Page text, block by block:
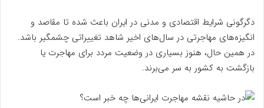
دگرگونی شرایط اقتصادی و مدنی در ایران باعث شده تا مقاصد و
انگیزه‌های مهاجرتی در سال‌های اخیر شاهد تغییراتی چشمگیر باشد.
در همین حال، هنوز بسیاری در وضعیت مردد برای مهاجرت یا
بازگشت به کشور به سر می‌برند.